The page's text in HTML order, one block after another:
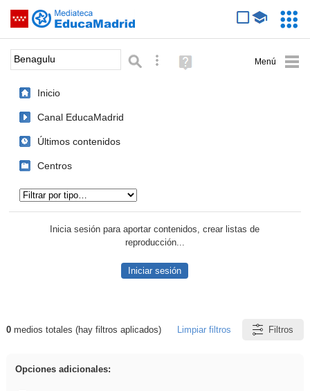
Saltar navegación
Palabra o frase: Búsqueda avanzada
Ayuda
(en
Inicio
Canal EducaMadrid
Últimos contenidos
Centros
Inicia sesión para aportar contenidos, crear listas de
reproducción...
Iniciar sesión
Resultados de: Benagulu
0medios totales (hay filtros aplicados) Limpiar filtros Filtros
Opciones adicionales: